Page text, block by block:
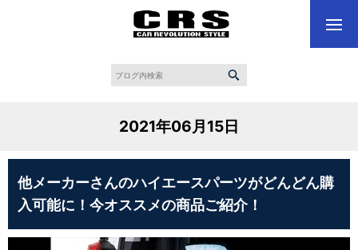
2021年06月15日
他メーカーさんのハイエースパーツがどんどん購
入可能に！今オススメの商品ご紹介！